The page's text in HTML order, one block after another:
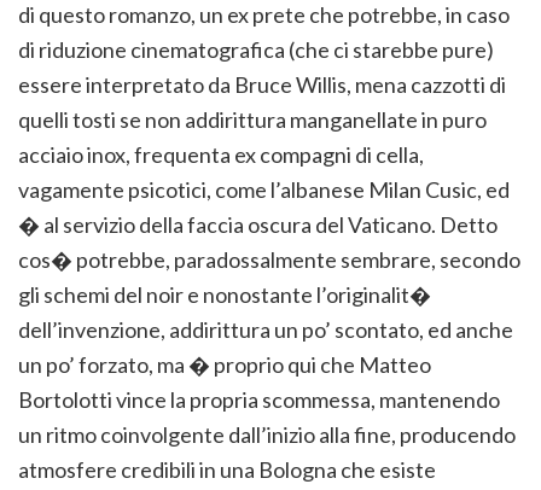
di questo romanzo, un ex prete che potrebbe, in caso
di riduzione cinematografica (che ci starebbe pure)
essere interpretato da Bruce Willis, mena cazzotti di
quelli tosti se non addirittura manganellate in puro
acciaio inox, frequenta ex compagni di cella,
vagamente psicotici, come l’albanese Milan Cusic, ed
� al servizio della faccia oscura del Vaticano. Detto
cos� potrebbe, paradossalmente sembrare, secondo
gli schemi del noir e nonostante l’originalit�
dell’invenzione, addirittura un po’ scontato, ed anche
un po’ forzato, ma � proprio qui che Matteo
Bortolotti vince la propria scommessa, mantenendo
un ritmo coinvolgente dall’inizio alla fine, producendo
atmosfere credibili in una Bologna che esiste